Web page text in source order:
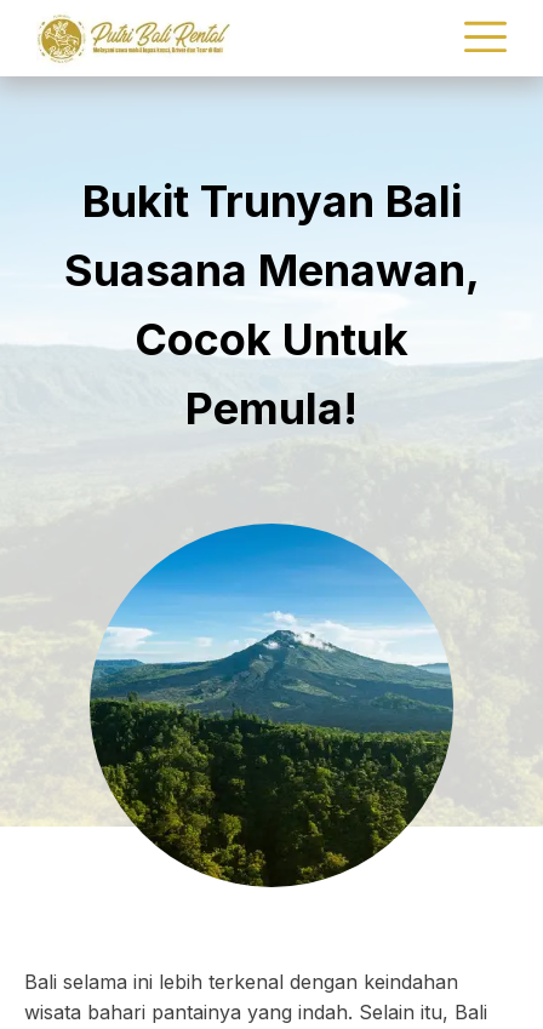
Bukit Trunyan Bali
Suasana Menawan,
Cocok Untuk
Pemula!
Bali selama ini lebih terkenal dengan keindahan
wisata bahari pantainya yang indah. Selain itu, Bali